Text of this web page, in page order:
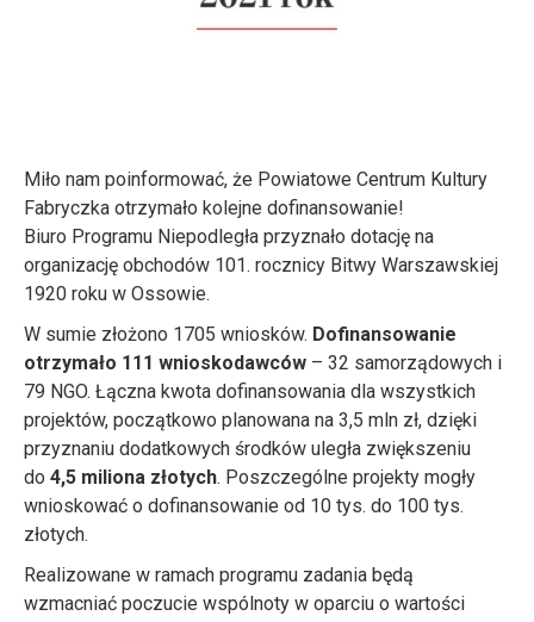
Miło nam poinformować, że Powiatowe Centrum Kultury
Fabryczka otrzymało kolejne dofinansowanie!
Biuro Programu Niepodległa przyznało dotację na
organizację obchodów 101. rocznicy Bitwy Warszawskiej
1920 roku w Ossowie.
W sumie złożono 1705 wniosków. Dofinansowanie
otrzymało 111 wnioskodawców – 32 samorządowych i
79 NGO. Łączna kwota dofinansowania dla wszystkich
projektów, początkowo planowana na 3,5 mln zł, dzięki
przyznaniu dodatkowych środków uległa zwiększeniu
do 4,5 miliona złotych. Poszczególne projekty mogły
wnioskować o dofinansowanie od 10 tys. do 100 tys.
złotych.
Realizowane w ramach programu zadania będą
wzmacniać poczucie wspólnoty w oparciu o wartości